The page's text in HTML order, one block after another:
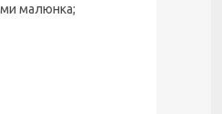
малюнка;